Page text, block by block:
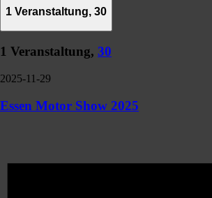
1 Veranstaltung, 30
1 Veranstaltung, 30
2025-11-29
Essen Motor Show 2025